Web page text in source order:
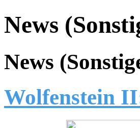
News
News
Wolfenstein